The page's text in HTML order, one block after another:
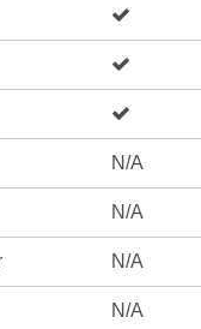
N/A
N/A
N/A
N/A